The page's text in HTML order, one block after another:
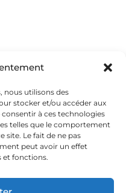
nous utilisons des
stocker et/ou accéder aux
à ces technologies
telles que le comportement
site. Le fait de ne pas
peut avoir un effet
et fonctions.